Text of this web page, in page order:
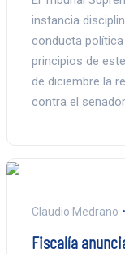
instancia
conducta
principios de
de diciembre la
contra el
Claudio Medrano
Fiscalía